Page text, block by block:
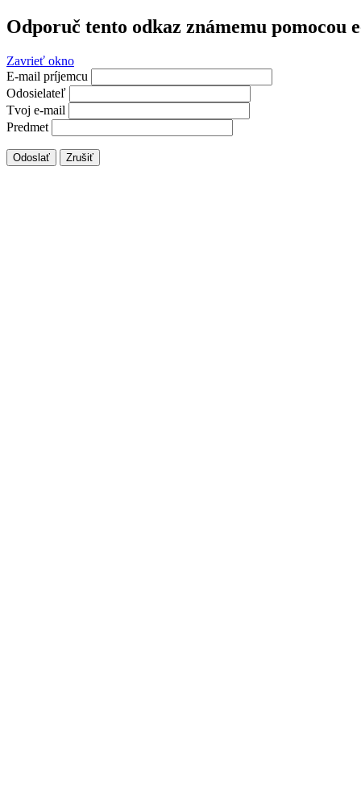
Odporuč tento odkaz známemu pomocou
Zavrieť okno
E-mail príjemcu
Odosielateľ
Tvoj e-mail
Predmet
Odoslať Zrušiť